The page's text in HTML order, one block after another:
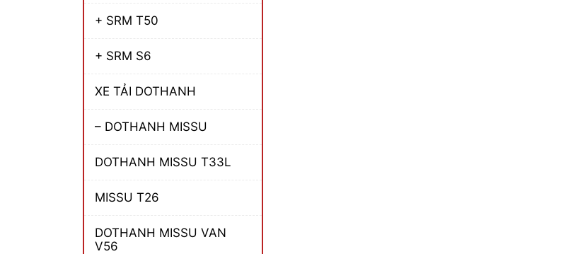
+ SRM T50
+ SRM S6
XE TẢI DOTHANH
– DOTHANH MISSU
DOTHANH MISSU T33L
MISSU T26
DOTHANH MISSU VAN
V56